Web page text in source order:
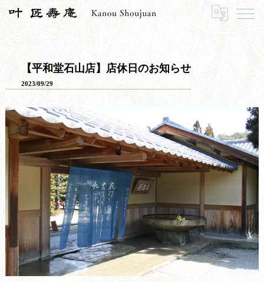
HOME お知らせ 【平和堂石山店】店休日のお知らせ
【平和堂石山店】店休日のお知らせ
2023/09/29